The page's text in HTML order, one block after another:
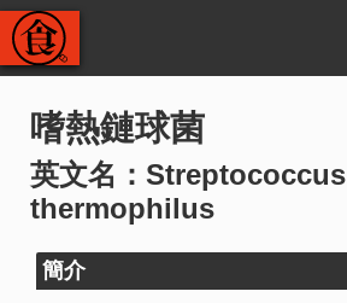
嗜熱鏈球菌
英文名：Streptococcus
thermophilus
簡介